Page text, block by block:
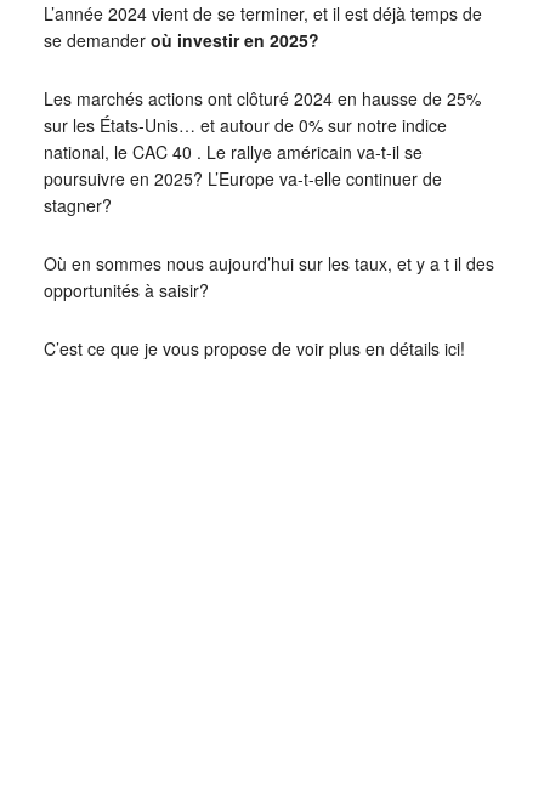
L’année 2024 vient de se terminer, et il est déjà temps de
se demander où investir en 2025?
Les marchés actions ont clôturé 2024 en hausse de 25%
sur les États-Unis… et autour de 0% sur notre indice
national, le CAC 40 . Le rallye américain va-t-il se
poursuivre en 2025? L’Europe va-t-elle continuer de
stagner?
Où en sommes nous aujourd’hui sur les taux, et y a t il des
opportunités à saisir?
C’est ce que je vous propose de voir plus en détails ici!